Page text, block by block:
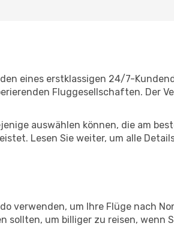
eines erstklassigen 24/7-
Fluggesellschaften. Der
auswählen können, die am
Lesen Sie weiter, um alle
verwenden, um Ihre Flüge nach
sollten, um billiger zu reisen, wenn